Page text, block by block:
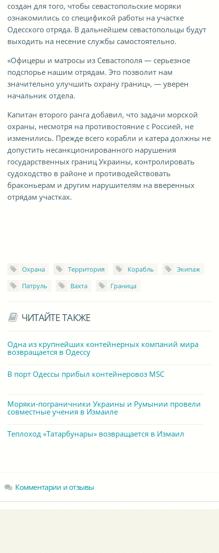
создан для того, чтобы севастопольские моряки
ознакомились со спецификой работы на участке
Одесского отряда. В дальнейшем севастопольцы будут
выходить на несение службы самостоятельно.
«Офицеры и матросы из Севастополя — серьезное
подспорье нашим отрядам. Это позволит нам
значительно улучшить охрану границ», — уверен
начальник отдела.
Капитан второго ранга добавил, что задачи морской
охраны, несмотря на противостояние с Россией, не
изменились. Прежде всего корабли и катера должны не
допустить несанкционированного нарушения
государственных границ Украины, контролировать
судоходство в районе и противодействовать
браконьерам и другим нарушителям на вверенных
отрядам участках.
Охрана Территория Корабль
Экипаж
Патруль
Вахта Граница
ЧИТАЙТЕ ТАКЖЕ
Одна из крупнейших контейнерных компаний мира
возвращается в Одессу
В порт Одессы прибыл контейнеровоз MSC
Моряки-пограничники Украины и Румынии провели
совместные учения в Измаиле
Теплоход «Татарбунары» возвращается в Измаил
Комментарии и отзывы